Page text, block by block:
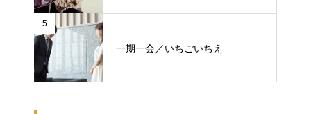
5
一期一会／いちごいちえ